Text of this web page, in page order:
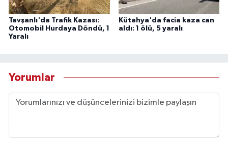
Tavşanlı'da Trafik Kazası:
Otomobil Hurdaya Döndü, 1
Yaralı
Kütahya'da facia kaza can
aldı: 1 ölü, 5 yaralı
Yorumlar